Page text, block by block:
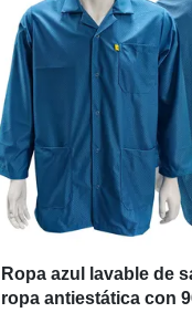
Ropa azul lavable de
ropa antiestática con